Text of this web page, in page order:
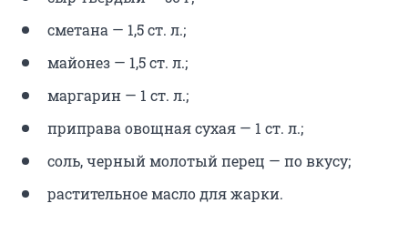
сметана — 1,5 ст. л.;
майонез — 1,5 ст. л.;
маргарин — 1 ст. л.;
приправа овощная сухая — 1 ст. л.;
соль, черный молотый перец — по вкусу;
растительное масло для жарки.